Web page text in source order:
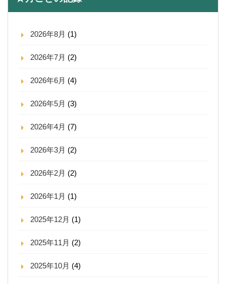
2026年8月 (1)
2026年7月 (2)
2026年6月 (4)
2026年5月 (3)
2026年4月 (7)
2026年3月 (2)
2026年2月 (2)
2026年1月 (1)
2025年12月 (1)
2025年11月 (2)
2025年10月 (4)